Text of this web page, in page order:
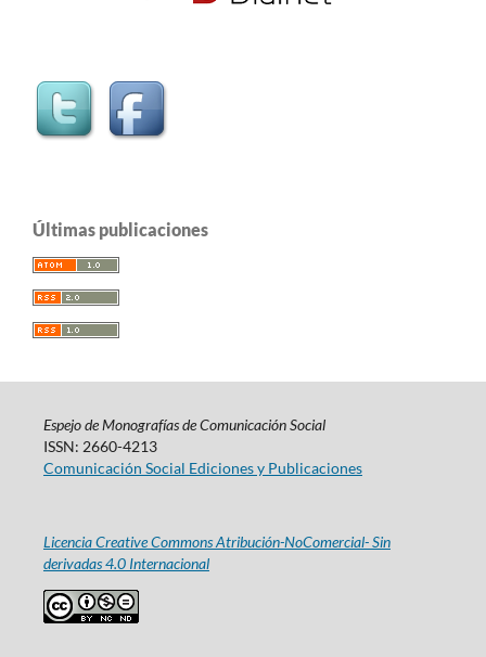
Últimas publicaciones
Espejo de Monografías de Comunicación Social
ISSN: 2660-4213
Comunicación Social Ediciones y Publicaciones
Licencia Creative Commons Atribución-NoComercial- Sin
derivadas 4.0 Internacional